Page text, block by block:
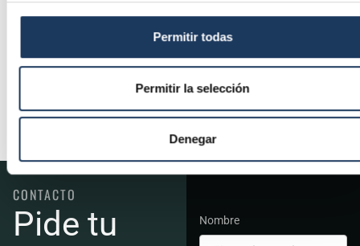
Permitir todas
Permitir la selección
Denegar
CONTACTO
Pide tu
Nombre